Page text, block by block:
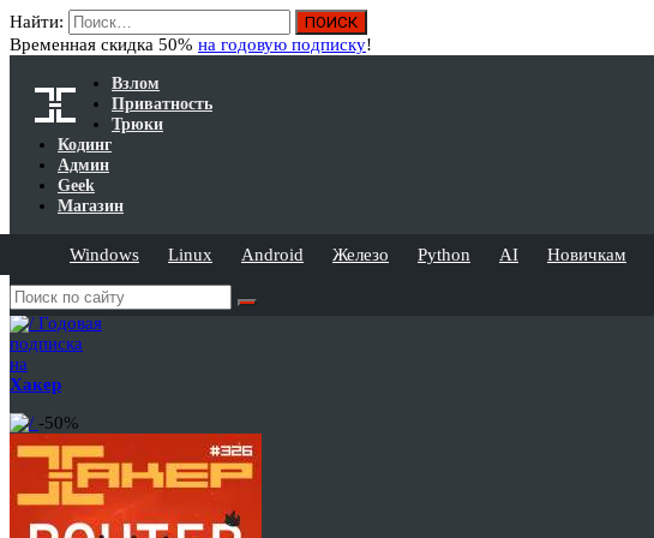
Найти:
Временная скидка 50% на годовую подписку!
Взлом
Приватность
Трюки
Кодинг
Админ
Geek
Магазин
Windows Linux Android Железо Python AI Новичкам
Годовая
подписка
на
Хакер
-50%